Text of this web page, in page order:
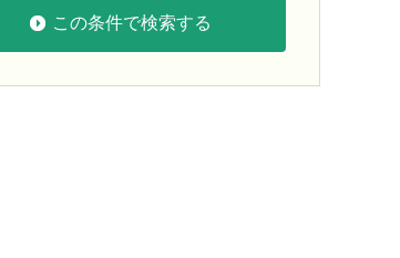
この条件で検索する